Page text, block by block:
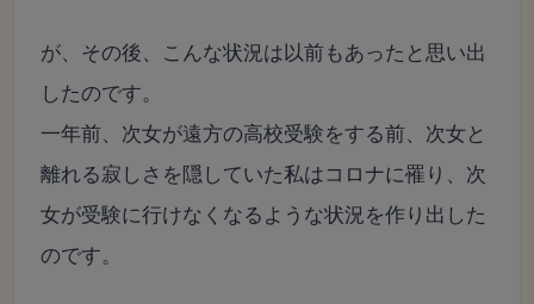
が、その後、こんな状況は以前もあったと思い出
したのです。
一年前、次女が遠方の高校受験をする前、次女と
離れる寂しさを隠していた私はコロナに罹り、次
女が受験に行けなくなるような状況を作り出した
のです。